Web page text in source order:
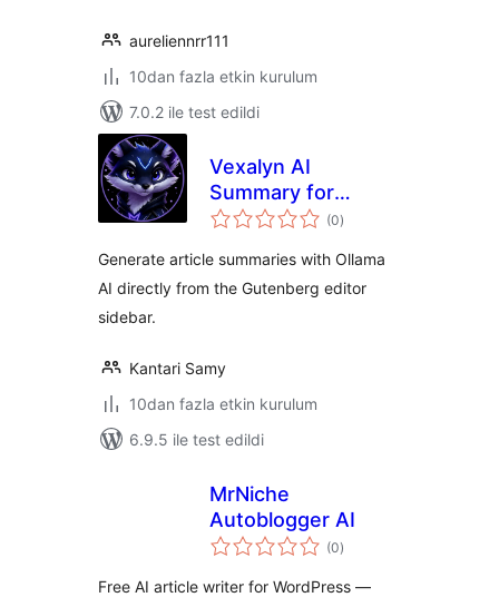
aureliennrr111
10dan fazla etkin kurulum
7.0.2 ile test edildi
Vexalyn AI
Summary for
Ollama
(0toplam
puan
)
Generate article summaries with Ollama
AI directly from the Gutenberg editor
sidebar.
Kantari Samy
10dan fazla etkin kurulum
6.9.5 ile test edildi
MrNiche
Autoblogger AI
(0toplam
puan
)
Free AI article writer for WordPress —